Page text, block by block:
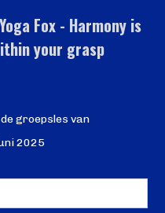
Fox - Harmony is
your grasp
groepsles van
2025